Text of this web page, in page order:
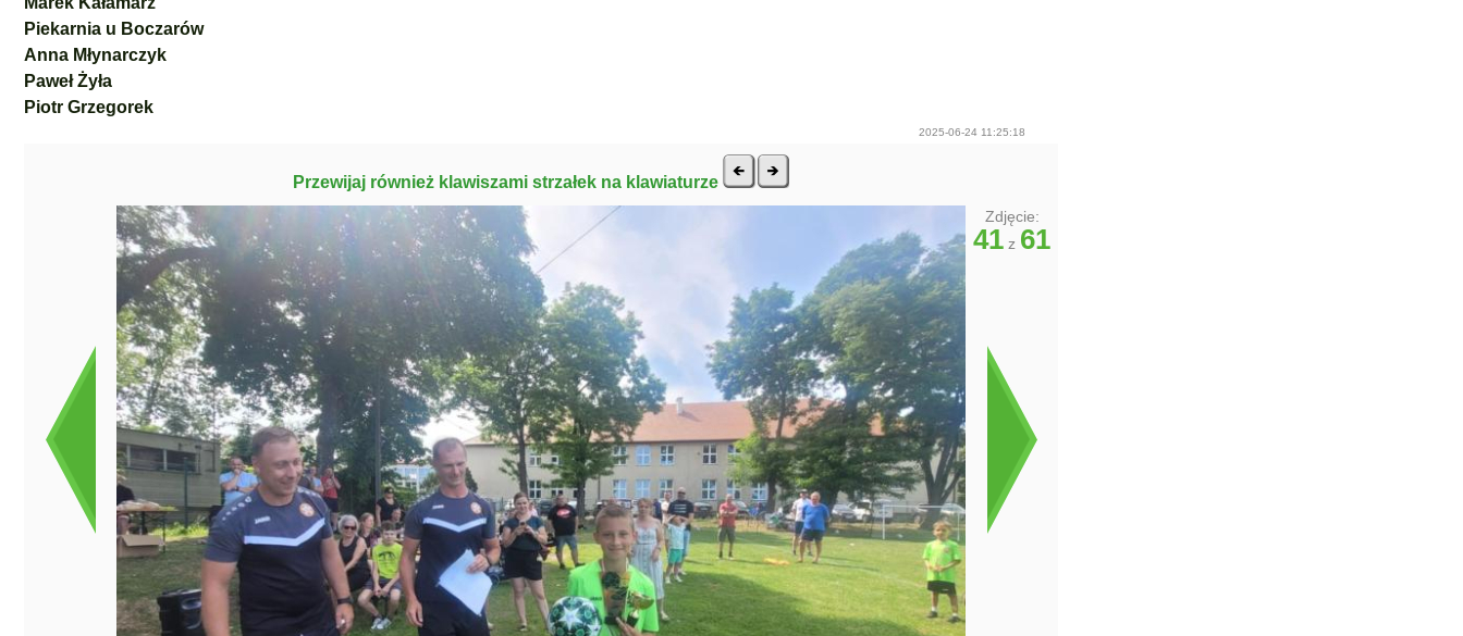
Piekarnia u Boczarów
Anna Młynarczyk
Paweł Żyła
Piotr Grzegorek
2025-06-24 11:25:18
Przewijaj również klawiszami strzałek na klawiaturze
Zdjęcie:
41 z 61